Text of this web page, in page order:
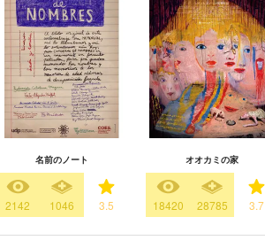
名前のノート
2142 1046 3.5
オオカミの家
18420 28785 3.7